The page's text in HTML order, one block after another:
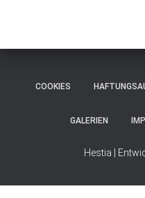
COOKIES
GALERIEN
Hestia |